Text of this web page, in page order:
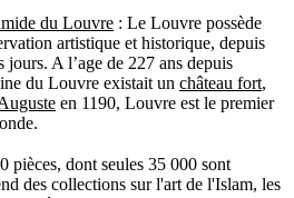
du Louvre : Le Louvre possède
artistique et historique, depuis
A l’age de 227 ans depuis
du Louvre existait un château fort,
en 1190, Louvre est le premier
pièces, dont seules 35 000 sont
des collections sur l'art de l'Islam, les